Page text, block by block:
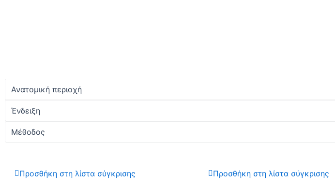
Ανατομική περιοχή
Ένδειξη
Μέθοδος
Προσθήκη στη λίστα σύγκρισης Προσθήκη στη λίστα σύγκρισης